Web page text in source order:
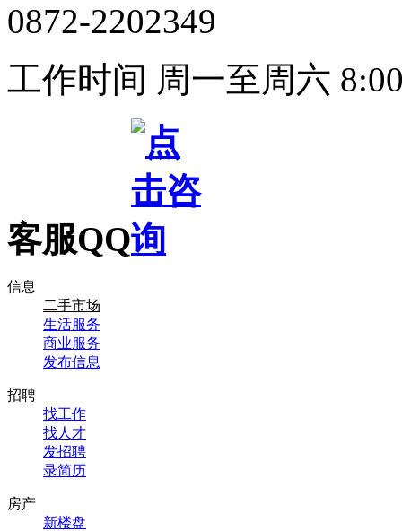
0872-2202349
工作时间 周一至周六
客服QQ
信息
二手市场
生活服务
商业服务
发布信息
招聘
找工作
找人才
发招聘
录简历
房产
新楼盘